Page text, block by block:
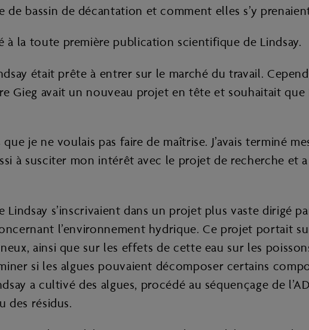
de bassin de décantation et comment elles s’y
à la toute première publication scientifique de Lindsay.
était prête à entrer sur le marché du travail.
Gieg avait un nouveau projet en tête et souhaitait
que je ne voulais pas faire de maîtrise. J’avais terminé
à susciter mon intérêt avec le projet de recherche et
Lindsay s’inscrivaient dans un projet plus vaste dirigé
l’environnement hydrique. Ce projet portait
ainsi que sur les effets de cette eau sur les
si les algues pouvaient décomposer certains
a cultivé des algues, procédé au séquençage de
des résidus.